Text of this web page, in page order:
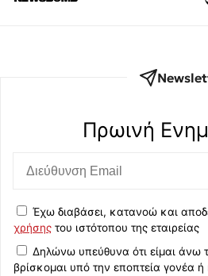
Πρωινή
Έχω διαβάσει, κατανοώ και
χρήσης του ιστότοπου της εταιρείας
Δηλώνω υπεύθυνα ότι είμαι άνω
βρίσκομαι υπό την εποπτεία γονέα